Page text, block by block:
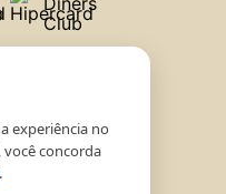
gente pelo chat
no botão acima.
experiência no
, você concorda
.